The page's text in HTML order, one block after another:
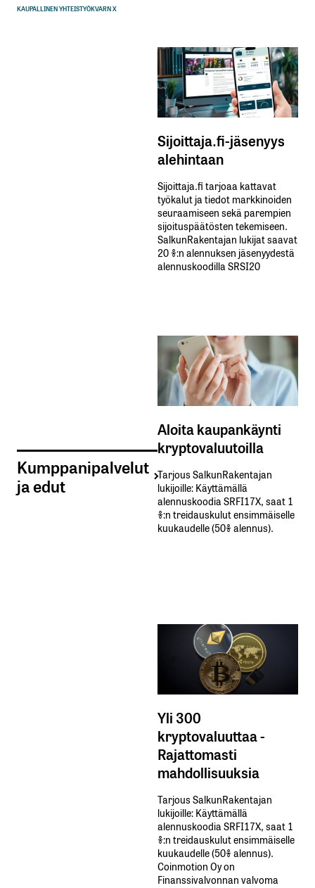
KAUPALLINEN YHTEISTYÖKVARN X
Kumppanipalvelut
ja edut
Sijoittaja.fi-jäsenyys
alehintaan
Sijoittaja.fi tarjoaa kattavat
työkalut ja tiedot markkinoiden
seuraamiseen sekä parempien
sijoituspäätösten tekemiseen.
SalkunRakentajan lukijat saavat
20 %:n alennuksen jäsenyydestä
alennuskoodilla SRSI20
Aloita kaupankäynti
kryptovaluutoilla
Tarjous SalkunRakentajan
lukijoille: Käyttämällä​ ​
alennuskoodia​ ​SRFI17X,​ ​saat​ ​1
%:n treidauskulut​ ​ensimmäiselle​ ​
kuukaudelle​ ​(50%​ ​alennus).
Yli 300
kryptovaluuttaa -
Rajattomasti
mahdollisuuksia
Tarjous SalkunRakentajan
lukijoille: Käyttämällä​ ​
alennuskoodia​ ​SRFI17X,​ ​saat​ ​1
%:n treidauskulut​ ​ensimmäiselle​ ​
kuukaudelle​ ​(50%​ ​alennus).
Coinmotion Oy on
Finanssivalvonnan valvoma